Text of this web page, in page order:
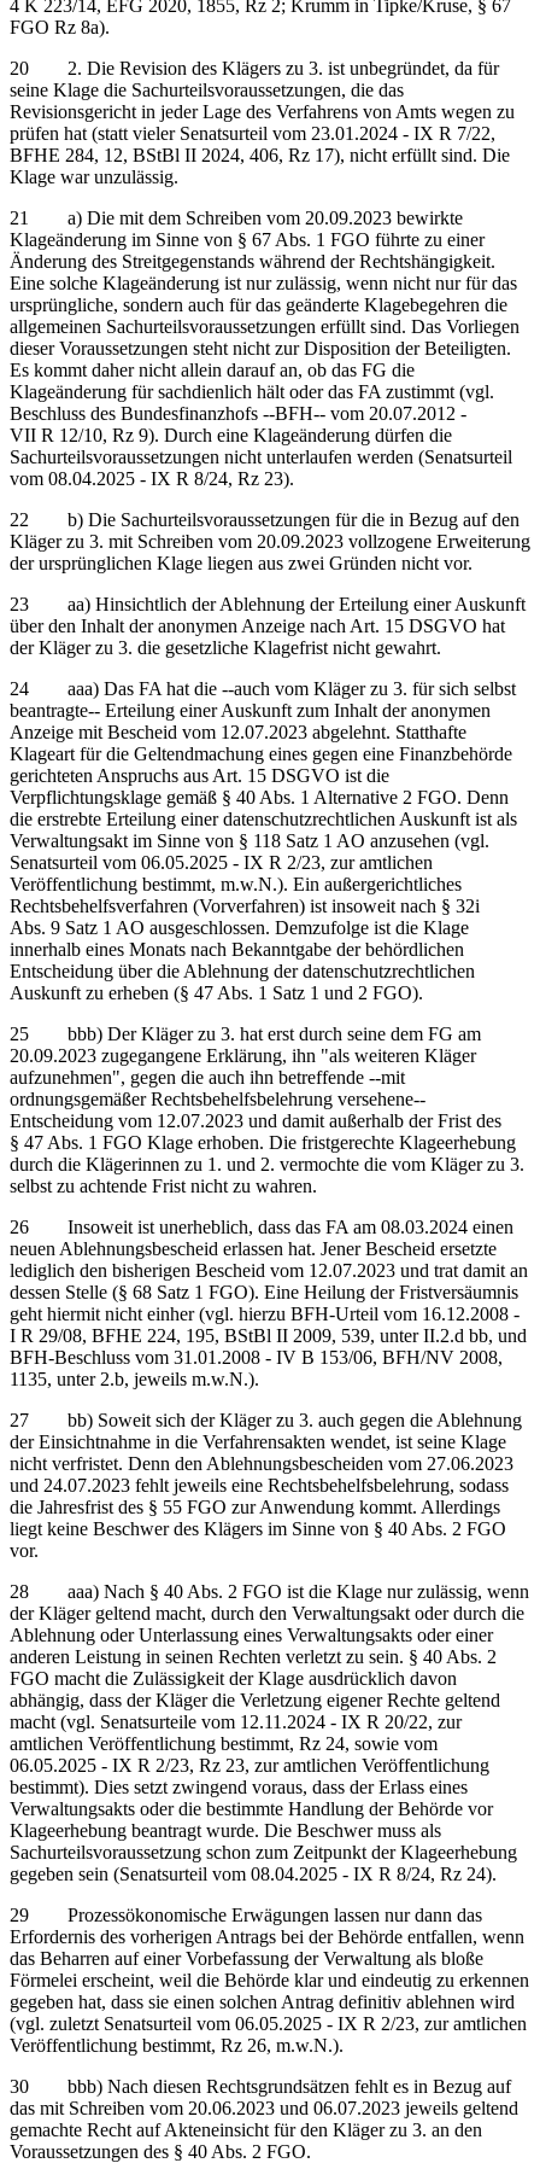
4 K 223/14, EFG 2020, 1855, Rz 2; Krumm in Tipke/Kruse, § 67
FGO Rz 8a).
20 2. Die Revision des Klägers zu 3. ist unbegründet, da für
seine Klage die Sachurteilsvoraussetzungen, die das
Revisionsgericht in jeder Lage des Verfahrens von Amts wegen zu
prüfen hat (statt vieler Senatsurteil vom 23.01.2024 - IX R 7/22,
BFHE 284, 12, BStBl II 2024, 406, Rz 17), nicht erfüllt sind. Die
Klage war unzulässig.
21 a) Die mit dem Schreiben vom 20.09.2023 bewirkte
Klageänderung im Sinne von § 67 Abs. 1 FGO führte zu einer
Änderung des Streitgegenstands während der Rechtshängigkeit.
Eine solche Klageänderung ist nur zulässig, wenn nicht nur für das
ursprüngliche, sondern auch für das geänderte Klagebegehren die
allgemeinen Sachurteilsvoraussetzungen erfüllt sind. Das Vorliegen
dieser Voraussetzungen steht nicht zur Disposition der Beteiligten.
Es kommt daher nicht allein darauf an, ob das FG die
Klageänderung für sachdienlich hält oder das FA zustimmt (vgl.
Beschluss des Bundesfinanzhofs ‑‑BFH‑‑ vom 20.07.2012 -
VII R 12/10, Rz 9). Durch eine Klageänderung dürfen die
Sachurteilsvoraussetzungen nicht unterlaufen werden (Senatsurteil
vom 08.04.2025 - IX R 8/24, Rz 23).
22 b) Die Sachurteilsvoraussetzungen für die in Bezug auf den
Kläger zu 3. mit Schreiben vom 20.09.2023 vollzogene Erweiterung
der ursprünglichen Klage liegen aus zwei Gründen nicht vor.
23 aa) Hinsichtlich der Ablehnung der Erteilung einer Auskunft
über den Inhalt der anonymen Anzeige nach Art. 15 DSGVO hat
der Kläger zu 3. die gesetzliche Klagefrist nicht gewahrt.
24 aaa) Das FA hat die ‑‑auch vom Kläger zu 3. für sich selbst
beantragte‑‑ Erteilung einer Auskunft zum Inhalt der anonymen
Anzeige mit Bescheid vom 12.07.2023 abgelehnt. Statthafte
Klageart für die Geltendmachung eines gegen eine Finanzbehörde
gerichteten Anspruchs aus Art. 15 DSGVO ist die
Verpflichtungsklage gemäß § 40 Abs. 1 Alternative 2 FGO. Denn
die erstrebte Erteilung einer datenschutzrechtlichen Auskunft ist als
Verwaltungsakt im Sinne von § 118 Satz 1 AO anzusehen (vgl.
Senatsurteil vom 06.05.2025 - IX R 2/23, zur amtlichen
Veröffentlichung bestimmt, m.w.N.). Ein außergerichtliches
Rechtsbehelfsverfahren (Vorverfahren) ist insoweit nach § 32i
Abs. 9 Satz 1 AO ausgeschlossen. Demzufolge ist die Klage
innerhalb eines Monats nach Bekanntgabe der behördlichen
Entscheidung über die Ablehnung der datenschutzrechtlichen
Auskunft zu erheben (§ 47 Abs. 1 Satz 1 und 2 FGO).
25 bbb) Der Kläger zu 3. hat erst durch seine dem FG am
20.09.2023 zugegangene Erklärung, ihn "als weiteren Kläger
aufzunehmen", gegen die auch ihn betreffende ‑‑mit
ordnungsgemäßer Rechtsbehelfsbelehrung versehene‑‑
Entscheidung vom 12.07.2023 und damit außerhalb der Frist des
§ 47 Abs. 1 FGO Klage erhoben. Die fristgerechte Klageerhebung
durch die Klägerinnen zu 1. und 2. vermochte die vom Kläger zu 3.
selbst zu achtende Frist nicht zu wahren.
26 Insoweit ist unerheblich, dass das FA am 08.03.2024 einen
neuen Ablehnungsbescheid erlassen hat. Jener Bescheid ersetzte
lediglich den bisherigen Bescheid vom 12.07.2023 und trat damit an
dessen Stelle (§ 68 Satz 1 FGO). Eine Heilung der Fristversäumnis
geht hiermit nicht einher (vgl. hierzu BFH-Urteil vom 16.12.2008 -
I R 29/08, BFHE 224, 195, BStBl II 2009, 539, unter II.2.d bb, und
BFH-Beschluss vom 31.01.2008 - IV B 153/06, BFH/NV 2008,
1135, unter 2.b, jeweils m.w.N.).
27 bb) Soweit sich der Kläger zu 3. auch gegen die Ablehnung
der Einsichtnahme in die Verfahrensakten wendet, ist seine Klage
nicht verfristet. Denn den Ablehnungsbescheiden vom 27.06.2023
und 24.07.2023 fehlt jeweils eine Rechtsbehelfsbelehrung, sodass
die Jahresfrist des § 55 FGO zur Anwendung kommt. Allerdings
liegt keine Beschwer des Klägers im Sinne von § 40 Abs. 2 FGO
vor.
28 aaa) Nach § 40 Abs. 2 FGO ist die Klage nur zulässig, wenn
der Kläger geltend macht, durch den Verwaltungsakt oder durch die
Ablehnung oder Unterlassung eines Verwaltungsakts oder einer
anderen Leistung in seinen Rechten verletzt zu sein. § 40 Abs. 2
FGO macht die Zulässigkeit der Klage ausdrücklich davon
abhängig, dass der Kläger die Verletzung eigener Rechte geltend
macht (vgl. Senatsurteile vom 12.11.2024 - IX R 20/22, zur
amtlichen Veröffentlichung bestimmt, Rz 24, sowie vom
06.05.2025 - IX R 2/23, Rz 23, zur amtlichen Veröffentlichung
bestimmt). Dies setzt zwingend voraus, dass der Erlass eines
Verwaltungsakts oder die bestimmte Handlung der Behörde vor
Klageerhebung beantragt wurde. Die Beschwer muss als
Sachurteilsvoraussetzung schon zum Zeitpunkt der Klageerhebung
gegeben sein (Senatsurteil vom 08.04.2025 - IX R 8/24, Rz 24).
29 Prozessökonomische Erwägungen lassen nur dann das
Erfordernis des vorherigen Antrags bei der Behörde entfallen, wenn
das Beharren auf einer Vorbefassung der Verwaltung als bloße
Förmelei erscheint, weil die Behörde klar und eindeutig zu erkennen
gegeben hat, dass sie einen solchen Antrag definitiv ablehnen wird
(vgl. zuletzt Senatsurteil vom 06.05.2025 - IX R 2/23, zur amtlichen
Veröffentlichung bestimmt, Rz 26, m.w.N.).
30 bbb) Nach diesen Rechtsgrundsätzen fehlt es in Bezug auf
das mit Schreiben vom 20.06.2023 und 06.07.2023 jeweils geltend
gemachte Recht auf Akteneinsicht für den Kläger zu 3. an den
Voraussetzungen des § 40 Abs. 2 FGO.